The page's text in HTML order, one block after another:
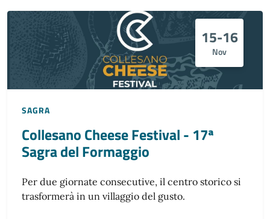
15-16
Nov
SAGRA
Collesano Cheese Festival - 17ª
Sagra del Formaggio
Per due giornate consecutive, il centro storico si
trasformerà in un villaggio del gusto.